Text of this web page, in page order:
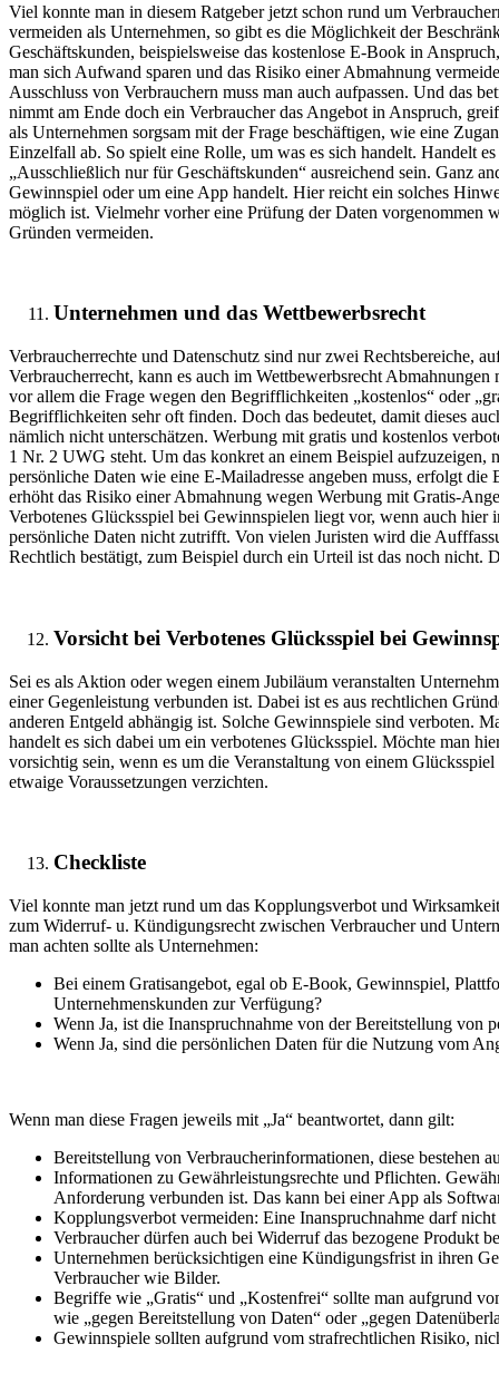
Viel konnte man in diesem Ratgeber jetzt schon rund um
vermeiden als Unternehmen, so gibt es die Möglichkeit der
Geschäftskunden, beispielsweise das kostenlose E-Book in
man sich Aufwand sparen und das Risiko einer Abmahnung
Ausschluss von Verbrauchern muss man auch aufpassen. Und das
nimmt am Ende doch ein Verbraucher das Angebot in Anspruch,
als Unternehmen sorgsam mit der Frage beschäftigen, wie eine
Einzelfall ab. So spielt eine Rolle, um was es sich handelt. Handelt
„Ausschließlich nur für Geschäftskunden“ ausreichend sein. Ganz
Gewinnspiel oder um eine App handelt. Hier reicht ein solches
möglich ist. Vielmehr vorher eine Prüfung der Daten vorgenommen
Gründen vermeiden.
Unternehmen und das Wettbewerbsrecht
Verbraucherrechte und Datenschutz sind nur zwei Rechtsbereiche,
Verbraucherrecht, kann es auch im Wettbewerbsrecht
vor allem die Frage wegen den Begrifflichkeiten „kostenlos“ oder
Begrifflichkeiten sehr oft finden. Doch das bedeutet, damit dieses
nämlich nicht unterschätzen. Werbung mit gratis und kostenlos
1 Nr. 2 UWG steht. Um das konkret an einem Beispiel
persönliche Daten wie eine E-Mailadresse angeben muss, erfolgt
erhöht das Risiko einer Abmahnung wegen Werbung mit Gratis-
Verbotenes Glücksspiel bei Gewinnspielen liegt vor, wenn auch
persönliche Daten nicht zutrifft. Von vielen Juristen wird die
Rechtlich bestätigt, zum Beispiel durch ein Urteil ist das noch nicht.
Vorsicht bei Verbotenes Glücksspiel bei
Sei es als Aktion oder wegen einem Jubiläum veranstalten
einer Gegenleistung verbunden ist. Dabei ist es aus rechtlichen
anderen Entgeld abhängig ist. Solche Gewinnspiele sind verboten.
handelt es sich dabei um ein verbotenes Glücksspiel. Möchte man
vorsichtig sein, wenn es um die Veranstaltung von einem
etwaige Voraussetzungen verzichten.
Checkliste
Viel konnte man jetzt rund um das Kopplungsverbot und
zum Widerruf- u. Kündigungsrecht zwischen Verbraucher und
man achten sollte als Unternehmen:
Bei einem Gratisangebot, egal ob E-Book, Gewinnspiel,
Unternehmenskunden zur Verfügung?
Wenn Ja, ist die Inanspruchnahme von der Bereitstellung von
Wenn Ja, sind die persönlichen Daten für die Nutzung vom
Wenn man diese Fragen jeweils mit „Ja“ beantwortet, dann gilt:
Bereitstellung von Verbraucherinformationen, diese bestehen
Informationen zu Gewährleistungsrechte und Pflichten.
Anforderung verbunden ist. Das kann bei einer App als
Kopplungsverbot vermeiden: Eine Inanspruchnahme darf
Verbraucher dürfen auch bei Widerruf das bezogene Produkt
Unternehmen berücksichtigen eine Kündigungsfrist in ihren
Verbraucher wie Bilder.
Begriffe wie „Gratis“ und „Kostenfrei“ sollte man aufgrund
wie „gegen Bereitstellung von Daten“ oder „gegen
Gewinnspiele sollten aufgrund vom strafrechtlichen Risiko,